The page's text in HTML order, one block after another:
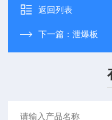
返回列表
下一篇：泄爆板